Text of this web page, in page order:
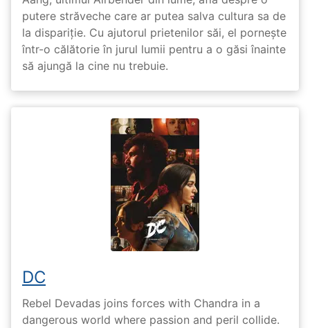
putere străveche care ar putea salva cultura sa de
la dispariție. Cu ajutorul prietenilor săi, el pornește
într-o călătorie în jurul lumii pentru a o găsi înainte
să ajungă la cine nu trebuie.
DC
Rebel Devadas joins forces with Chandra in a
dangerous world where passion and peril collide.